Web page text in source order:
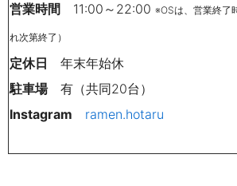
営業時間 11:00～22:00 ※OSは、営業終了
れ次第終了）
定休日 年末年始休
駐車場有（共同20台）
Instagram
ramen.hotaru